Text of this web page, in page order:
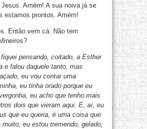
Amém! A sua noiva já se
estamos prontos. Amém!
Então vem cá. Não tem
pensando, coitado, a Esther
e falou daquele tanto, mas
eu vou contar uma
eu tinha orado porque eu
eu acho que tenho mais
dois que vieram aqui. E, aí, eu
que eu queria, é uma coisa que
muito, eu estou tremendo, gelado,